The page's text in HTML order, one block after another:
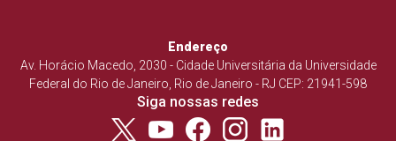
Endereço
Av. Horácio Macedo, 2030 - Cidade Universitária da Universidade
Federal do Rio de Janeiro, Rio de Janeiro - RJ CEP: 21941-598
Siga nossas redes